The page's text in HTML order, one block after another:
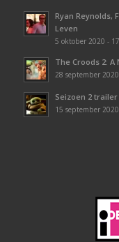
Ryan Reynolds,
Leven
5 oktober 2020 -
The Croods 2:
28 september
Seizoen 2
15 september